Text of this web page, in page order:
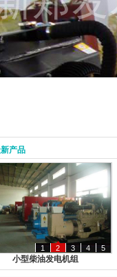
产品
1 2 3 4 5
小型柴油发电机组